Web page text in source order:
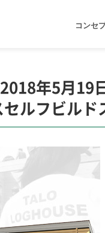
コンセ
年5月19
セルフビル